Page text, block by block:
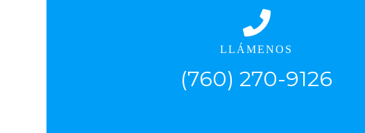
LLÁMENOS
(760) 270-9126